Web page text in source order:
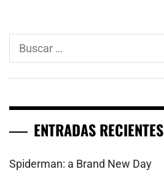
Buscar:
ENTRADAS RECIENTES
Spiderman: a Brand New Day